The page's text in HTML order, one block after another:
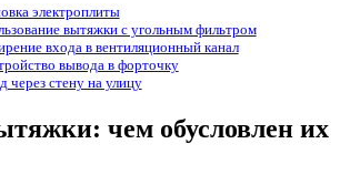
электроплиты
вытяжки с угольным фильтром
входа в вентиляционный канал
вывода в форточку
через стену на улицу
чем обусловлен их